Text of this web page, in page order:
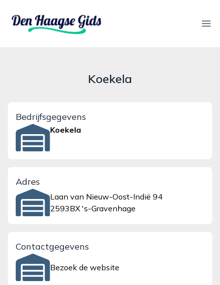
denhaagsegids.nl
Koekela
Bedrijfsgegevens
Koekela
Adres
Laan van Nieuw-Oost-Indië 94
2593BX 's-Gravenhage
Contactgegevens
Bezoek de website